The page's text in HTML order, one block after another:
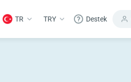
TR TRY Destek